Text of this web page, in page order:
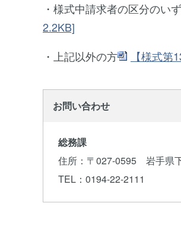
・様式中請求者の区分のい
2.2KB]
・上記以外の方
【様式
お問い合わせ
総務課
住所 ：〒027-0595 岩手県
TEL ：0194-22-2111